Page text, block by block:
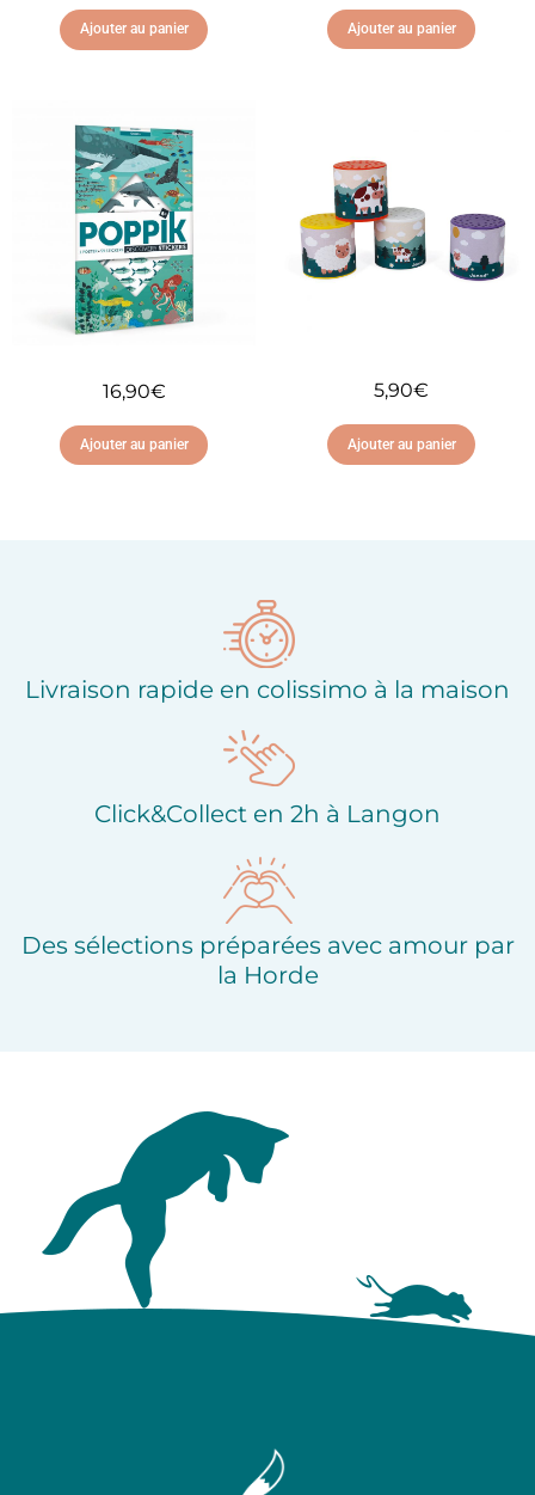
Ajouter au panier
Ajouter à ma liste
d'envies
Ajouter au panier
d'envies
16,90€
Ajouter au panier
5,90€
Ajouter au panier
Livraison rapide en colissimo à la maison
Click&Collect en 2h à Langon
Des sélections préparées avec amour par
la Horde